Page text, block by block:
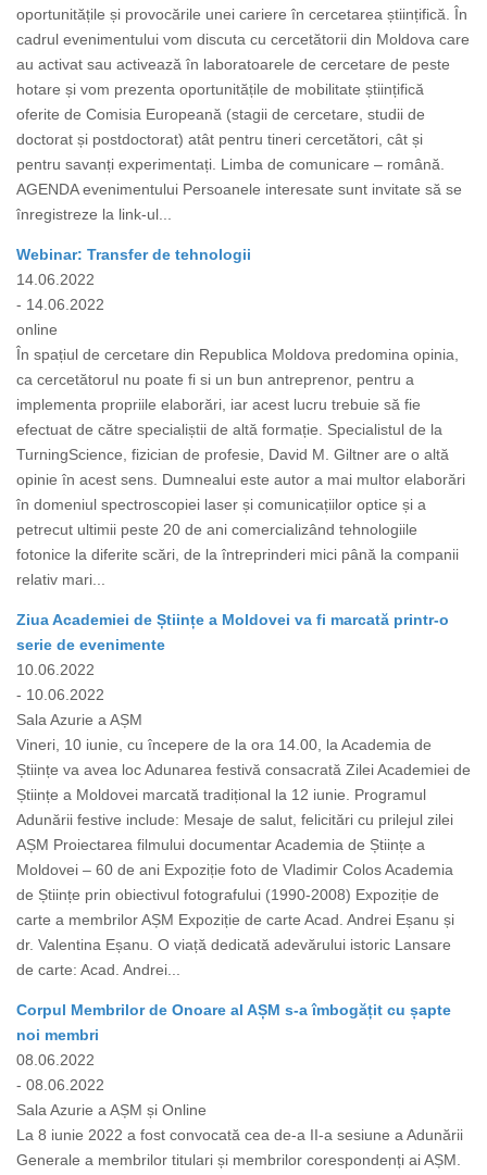
oportunitățile și provocările unei cariere în cercetarea științifică. În
cadrul evenimentului vom discuta cu cercetătorii din Moldova care
au activat sau activează în laboratoarele de cercetare de peste
hotare și vom prezenta oportunitățile de mobilitate științifică
oferite de Comisia Europeană (stagii de cercetare, studii de
doctorat și postdoctorat) atât pentru tineri cercetători, cât și
pentru savanți experimentați. Limba de comunicare – română.
AGENDA evenimentului Persoanele interesate sunt invitate să se
înregistreze la link-ul...
Webinar: Transfer de tehnologii
14.06.2022
- 14.06.2022
online
În spațiul de cercetare din Republica Moldova predomina opinia,
ca cercetătorul nu poate fi si un bun antreprenor, pentru a
implementa propriile elaborări, iar acest lucru trebuie să fie
efectuat de către specialiștii de altă formație. Specialistul de la
TurningScience, fizician de profesie, David M. Giltner are o altă
opinie în acest sens. Dumnealui este autor a mai multor elaborări
în domeniul spectroscopiei laser și comunicațiilor optice și a
petrecut ultimii peste 20 de ani comercializând tehnologiile
fotonice la diferite scări, de la întreprinderi mici până la companii
relativ mari...
Ziua Academiei de Științe a Moldovei va fi marcată printr-o
serie de evenimente
10.06.2022
- 10.06.2022
Sala Azurie a AȘM
Vineri, 10 iunie, cu începere de la ora 14.00, la Academia de
Științe va avea loc Adunarea festivă consacrată Zilei Academiei de
Științe a Moldovei marcată tradițional la 12 iunie. Programul
Adunării festive include: Mesaje de salut, felicitări cu prilejul zilei
AȘM Proiectarea filmului documentar Academia de Științe a
Moldovei – 60 de ani Expoziție foto de Vladimir Colos Academia
de Științe prin obiectivul fotografului (1990-2008) Expoziție de
carte a membrilor AȘM Expoziție de carte Acad. Andrei Eșanu și
dr. Valentina Eșanu. O viață dedicată adevărului istoric Lansare
de carte: Acad. Andrei...
Corpul Membrilor de Onoare al AȘM s-a îmbogățit cu șapte
noi membri
08.06.2022
- 08.06.2022
Sala Azurie a AȘM și Online
La 8 iunie 2022 a fost convocată cea de-a II-a sesiune a Adunării
Generale a membrilor titulari și membrilor corespondenți ai AȘM.